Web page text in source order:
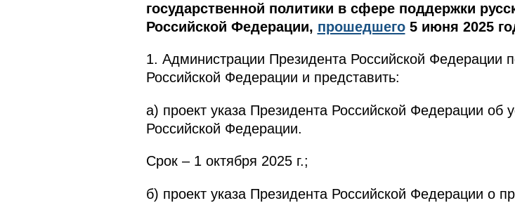
государственной политики в сфере поддержки
Российской Федерации, прошедшего5 июня 2025
1. Администрации Президента Российской Федерации
Российской Федерации и представить:
а) проект указа Президента Российской Федерации об
Российской Федерации.
Срок – 1 октября 2025 г.;
б) проект указа Президента Российской Федерации о